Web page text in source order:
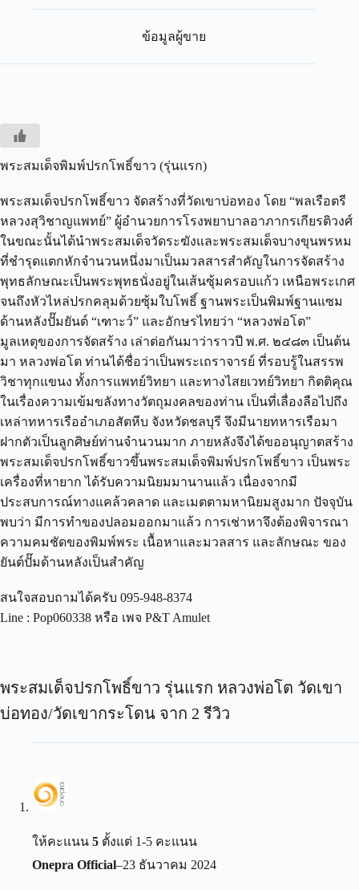
ข้อมูลผู้ขาย
พระสมเด็จพิมพ์ปรกโพธิ์ขาว (รุ่นแรก)
พระสมเด็จปรกโพธิ์ขาว จัดสร้างที่วัดเขาบ่อทอง โดย “พลเรือตรี
หลวงสุวิชาญแพทย์” ผู้อำนวยการโรงพยาบาลอาภากรเกียรติวงศ์
ในขณะนั้นได้นำพระสมเด็จวัดระฆังและพระสมเด็จบางขุนพรหม
ที่ชำรุดแตกหักจำนวนหนึ่งมาเป็นมวลสารสำคัญในการจัดสร้าง
พุทธลักษณะเป็นพระพุทธนั่งอยู่ในเส้นซุ้มครอบแก้ว เหนือพระเกศ
จนถึงหัวไหล่ปรกคลุมด้วยซุ้มใบโพธิ์ ฐานพระเป็นพิมพ์ฐานแซม
ด้านหลังปั๊มยันต์ “เฑาะว์” และอักษรไทยว่า “หลวงพ่อโต”
มูลเหตุของการจัดสร้าง เล่าต่อกันมาว่าราวปี พ.ศ. ๒๔๘๓ เป็นต้น
มา หลวงพ่อโต ท่านได้ชื่อว่าเป็นพระเถราจารย์ ที่รอบรู้ในสรรพ
วิชาทุกแขนง ทั้งการแพทย์วิทยา และทางไสยเวทย์วิทยา กิตติคุณ
ในเรื่องความเข้มขลังทางวัตถุมงคลของท่าน เป็นที่เลื่องลือไปถึง
เหล่าทหารเรืออำเภอสัตหีบ จังหวัดชลบุรี จึงมีนายทหารเรือมา
ฝากตัวเป็นลูกศิษย์ท่านจำนวนมาก ภายหลังจึงได้ขออนุญาตสร้าง
พระสมเด็จปรกโพธิ์ขาวขึ้นพระสมเด็จพิมพ์ปรกโพธิ์ขาว เป็นพระ
เครื่องที่หายาก ได้รับความนิยมมานานแล้ว เนื่องจากมี
ประสบการณ์ทางแคล้วคลาด และเมตตามหานิยมสูงมาก ปัจจุบัน
พบว่า มีการทำของปลอมออกมาแล้ว การเช่าหาจึงต้องพิจารณา
ความคมชัดของพิมพ์พระ เนื้อหาและมวลสาร และลักษณะ ของ
ยันต์ปั๊มด้านหลังเป็นสำคัญ
สนใจสอบถามได้ครับ 095-948-8374
Line : Pop060338 หรือ เพจ P&T Amulet
พระสมเด็จปรกโพธิ์ขาว รุ่นแรก หลวงพ่อโต วัดเขา
บ่อทอง/วัดเขากระโดน จาก 2 รีวิว
ให้คะแนน 5 ตั้งแต่ 1-5 คะแนน
Onepra Official–23 ธันวาคม 2024